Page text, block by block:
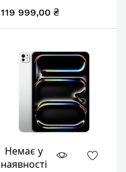
119 999,00 ₴
Немає у
наявності